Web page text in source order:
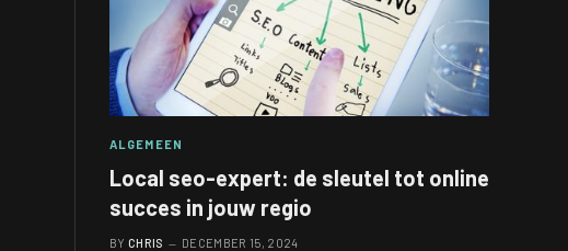
ALGEMEEN
Local seo-expert: de sleutel tot online
succes in jouw regio
BY CHRIS DECEMBER 15, 2024